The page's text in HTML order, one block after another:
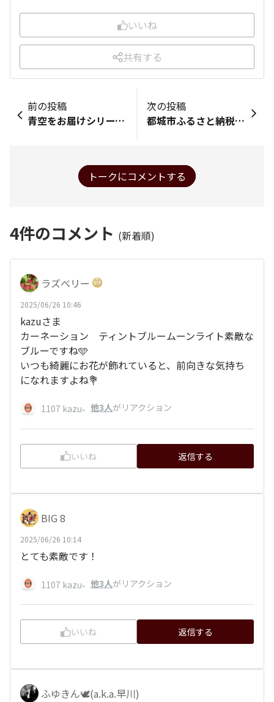
いいね
共有する
前の投稿
青空をお届けシリーズ No.585 ニョロニョロと一緒に🤍 おはようございます😃 神戸は⛅️ 今の気温は27度、予想最高気温は29度です。 今日のストレッチは、難易度⭐️⭐️ 立ってでも、座ってでも大丈夫です。 骨盤を立てて、下腹を引き上げて背筋を伸ばします。身体の前で手のひらと両肘を合わせます。 息を吸いながら、手のひらと両肘を開いていきます。 肩と肘をできるだけ後ろに引き、胸を開きましょう。肩甲骨が背骨側に寄っていることを意識します。 息を吐きながら、両肘を真ん中に引き寄せ、元の姿勢に戻ります。 肩に力が入り過ぎないように気をつけてくださいね。 ゆっくりと10回程繰り返します。 息を吸いながら両肩を上げて、後ろに引いて、息吐きながら下ろすストレッチを3回繰り返しリラックスです。 自律神経を整えます。 肩凝り、背中の凝り、腰痛予防改善効果があります。 今日のご褒美は、プレミアムエールです💙 「露天風呂の日」 ぬるめのお風呂に10分ほど浸かりながら、足の指でじゃんけんしたり、足首を大きく回したり、かかとを突き出したりで、足のむくみ予防、疲労回復出来ます🛀
次の投稿
都城市ふるさと納税 返礼品が届きました！ 食卓、しばらく安泰✨
トークにコメントする
4件のコメント (新着順)
ラズベリー
2025/06/26 10:46
kazuさま
カーネーション ティントブルームーンライト素敵な
ブルーですね🩵
いつも綺麗にお花が飾れていると、前向きな気持ち
になれますよね💐
1107 kazu、 他3人がリアクション
いいね 返信する
BIG 8
2025/06/26 10:14
とても素敵です！
1107 kazu、 他3人がリアクション
いいね 返信する
ふゆきん🕊️(a.k.a.早川)